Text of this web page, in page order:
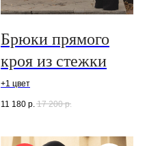
Брюки прямого
кроя из стежки
+1 цвет
11 180 р. 17 200 р.